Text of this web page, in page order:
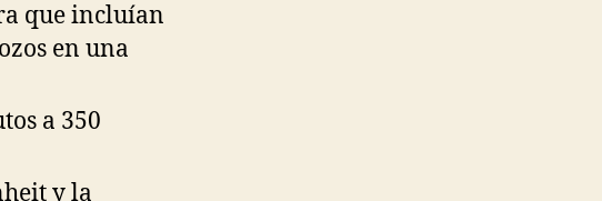
que incluían
en una
a 350
y la